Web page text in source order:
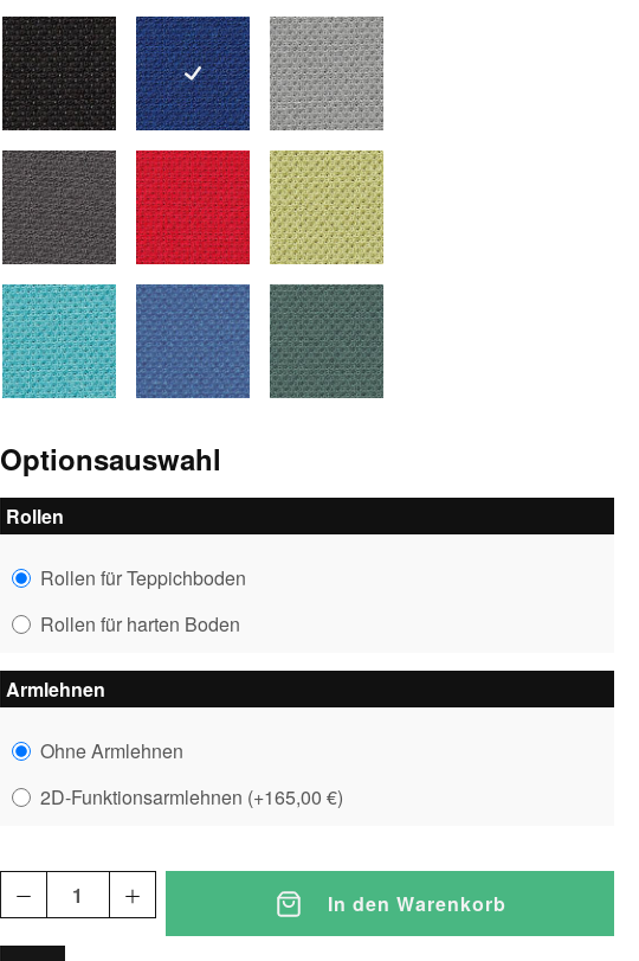
1040 schwarz 1042 blau-schwarz1043 grau
1046 grau-schwarz1047 rot 1050 hellgrün
1058 petrol 1059 royalblau 1060 blaugrün
Optionsauswahl
Rollen
Rollen für Teppichboden
Rollen für harten Boden
Armlehnen
Ohne Armlehnen
2D-Funktionsarmlehnen (+165,00 €)
In den Warenkorb